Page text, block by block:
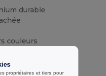
durable
couleurs
propriétaires et tiers pour